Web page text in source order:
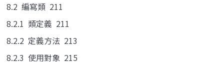
8.2 編寫類 211
8.2.1 類定義 211
8.2.2 定義方法 213
8.2.3 使用對象 215